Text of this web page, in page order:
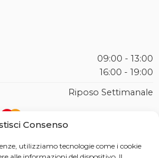
Consenso
utilizziamo tecnologie come i cookie
09:00 - 13:00
16:00 - 19:00
Riposo Settimanale